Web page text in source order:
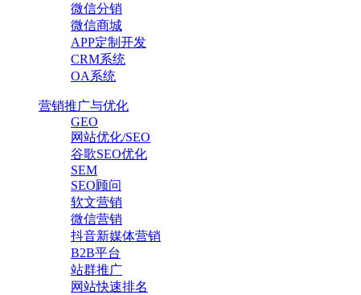
微信分销
微信商城
APP定制开发
CRM系统
OA系统
营销推广与优化
GEO
网站优化/SEO
谷歌SEO优化
SEM
SEO顾问
软文营销
微信营销
抖音新媒体营销
B2B平台
站群推广
网站快速排名